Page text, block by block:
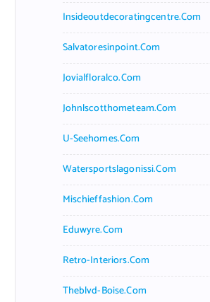
Insideoutdecoratingcentre.com
Salvatoresinpoint.com
Jovialfloralco.com
Johnlscotthometeam.com
U-Seehomes.com
Watersportslagonissi.com
Mischieffashion.com
Eduwyre.com
Retro-Interiors.com
Theblvd-Boise.com